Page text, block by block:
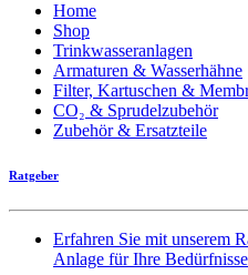
Home
Shop
Trinkwasseranlagen
Armaturen & Wasserhähne
Filter, Kartuschen &
CO₂ & Sprudelzubehör
Zubehör & Ersatzteile
Ratgeber
Erfahren Sie mit unserem
Anlage für Ihre